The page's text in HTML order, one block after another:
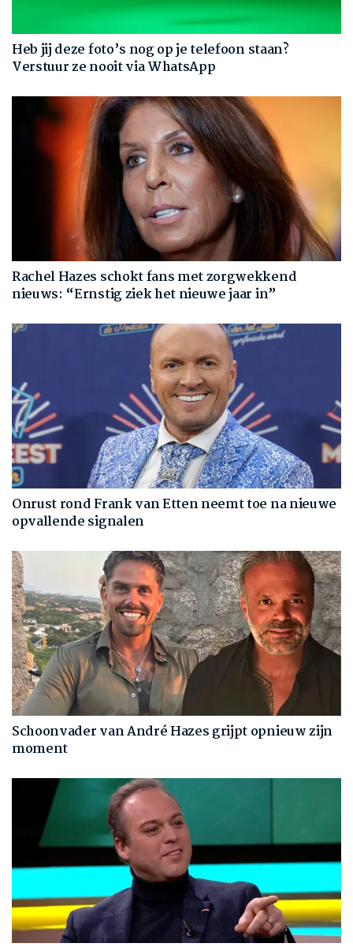
Heb jij deze foto’s nog op je telefoon staan?
Verstuur ze nooit via WhatsApp
Rachel Hazes schokt fans met zorgwekkend
nieuws: “Ernstig ziek het nieuwe jaar in”
Onrust rond Frank van Etten neemt toe na nieuwe
opvallende signalen
Schoonvader van André Hazes grijpt opnieuw zijn
moment